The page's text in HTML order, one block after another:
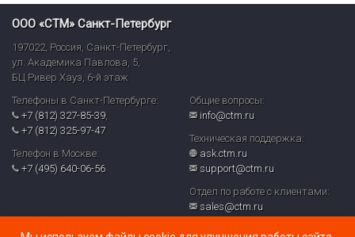
ООО «СТМ» Санкт-Петербург
197022, Россия, Санкт-Петербург,
ул. Академика Павлова, 5,
БЦ Ривер Хауз, 6-й этаж
Телефоны в Санкт-Петербурге:
+7 (812) 327-85-39,
+7 (812) 325-97-47
Телефон в Москве:
+7 (495) 640-06-56
Общие вопросы:
info@ctm.ru
Техническая поддержка:
ask.ctm.ru
support@ctm.ru
Отдел по работе с клиентами:
sales@ctm.ru
© ООО «СТМ» 2026